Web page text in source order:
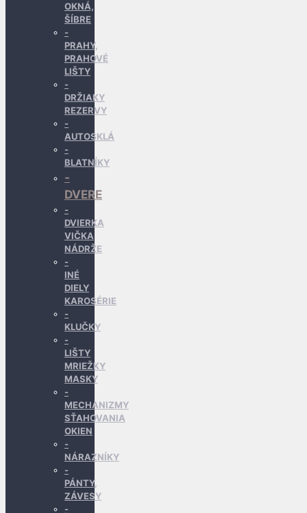
OKNÁ,
ŠÍBRE
PRAHY,
PRAHOVÉ
LIŠTY
DRŽIAKY
REZERVY
AUTOSKLÁ
BLATNÍKY
DVERE
DVIERKA
VIČKA
NÁDRŽE
INÉ
DIELY
KAROSÉRIE
KLUČKY
LIŠTY
MRIEŽKY
MASKY
MECHANIZMY
SŤAHOVANIA
OKIEN
NÁRAZNÍKY
PÁNTY,
ZÁVESY